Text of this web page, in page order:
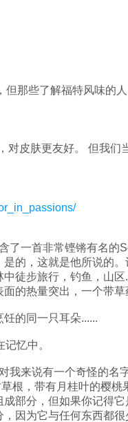
那些了解福特风味的
对皮肤更友好。 但我们
了一首非常铿锵有名的
的，这就是他所说的
徒步旅行，钓鱼，山
的热量突出，一个带
的同一只耳朵......
忆中。
我来说有一个奇怪的名
根，带有月桂叶的樱
部分，但如果你记得
因为它与任何东西都